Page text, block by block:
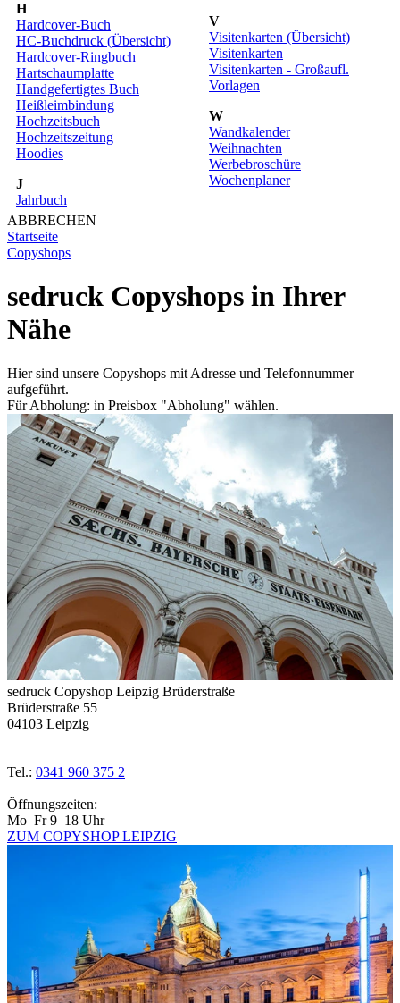
H
Hardcover-Buch
HC-Buchdruck (Übersicht)
Hardcover-Ringbuch
Hartschaumplatte
Handgefertigtes Buch
Heißleimbindung
Hochzeitsbuch
Hochzeitszeitung
Hoodies
J
Jahrbuch
V
Visitenkarten (Übersicht)
Visitenkarten
Visitenkarten - Großaufl.
Vorlagen
W
Wandkalender
Weihnachten
Werbebroschüre
Wochenplaner
ABBRECHEN
Startseite
Copyshops
sedruck Copyshops in Ihrer
Nähe
Hier sind unsere Copyshops mit Adresse und Telefonnummer
aufgeführt.
Für Abholung: in Preisbox "Abholung" wählen.
sedruck Copyshop Leipzig Brüderstraße
Brüderstraße 55
04103 Leipzig
Tel.: 0341 960 375 2
Öffnungszeiten:
Mo–Fr 9–18 Uhr
ZUM COPYSHOP LEIPZIG